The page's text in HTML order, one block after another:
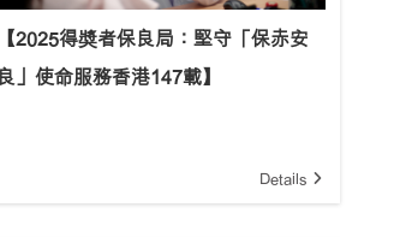
【2025得奬者保良局：堅守「保赤安
良」使命服務香港147載】
Details